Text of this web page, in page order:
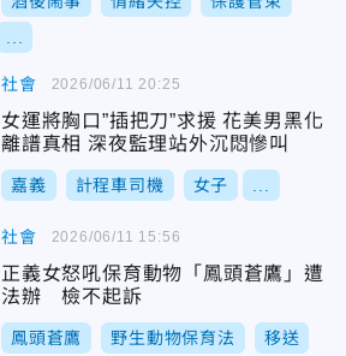
社會
女運將胸口”插把刀”求援 花美男黑化
離譜真相 深夜監理站外沉悶慘叫
嘉義 計程車司機 女子
2026/06/11 20:25
社會
正義女怒吼保育動物「鳳頭蒼鷹」遭
法辦 檢不起訴
鳳頭蒼鷹 野生動物保育法 移送
2026/06/11 15:56